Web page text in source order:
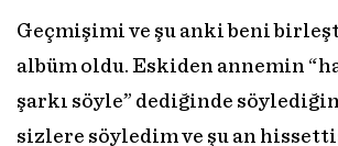
Geçmişimi ve şu anki beni
albüm oldu. Eskiden annemin
şarkı söyle” dediğinde
sizlere söyledim ve şu an